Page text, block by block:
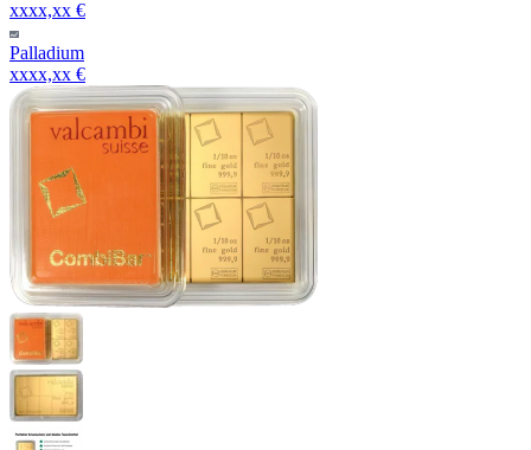
xxxx,xx €
Palladium
xxxx,xx €